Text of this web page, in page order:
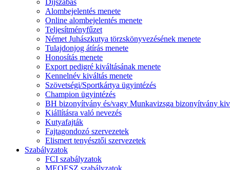
Díjszabás
Alombejelentés menete
Online alombejelentés menete
Teljesítményfűzet
Német Juhászkutya törzskönyvezésének menete
Tulajdonjog átírás menete
Honosítás menete
Export pedigré kiváltásának menete
Kennelnév kiváltás menete
Szövetségi/Sportkártya ügyintézés
Champion ügyintézés
BH bizonyítvány és/vagy Munkavizsga bizonyítvány
Kiállításra való nevezés
Kutyafajták
Fajtagondozó szervezetek
Elismert tenyésztői szervezetek
Szabályzatok
FCI szabályzatok
MEOESZ szabályzatok